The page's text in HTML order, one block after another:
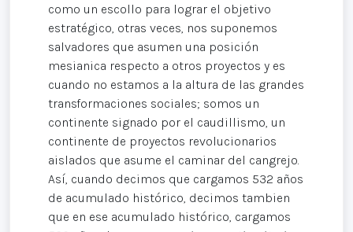
como un escollo para lograr el objetivo
estratégico, otras veces, nos suponemos
salvadores que asumen una posición
mesianica respecto a otros proyectos y es
cuando no estamos a la altura de las grandes
transformaciones sociales; somos un
continente signado por el caudillismo, un
continente de proyectos revolucionarios
aislados que asume el caminar del cangrejo.
Así, cuando decimos que cargamos 532 años
de acumulado histórico, decimos tambien
que en ese acumulado histórico, cargamos